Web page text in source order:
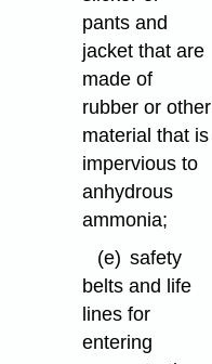
pants and
jacket that are
made of
rubber or other
material that is
impervious to
anhydrous
ammonia;
(e) safety
belts and life
lines for
entering